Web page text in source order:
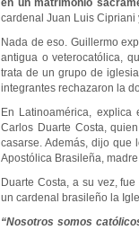
en un matrimonio
cardenal Juan Luis Cipriani
Nada de eso. Guillermo
antigua o veterocatólica,
trata de un grupo de
integrantes rechazaron la
En Latinoamérica,
Carlos Duarte Costa,
casarse. Además, dijo que
Apostólica Brasileña,
Duarte Costa, a su vez,
un cardenal brasileño la
“Nosotros somos